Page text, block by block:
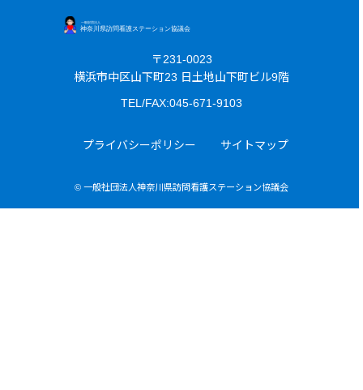
〒231-0023
横浜市中区山下町23 日土地山下町ビル9階
TEL/FAX:045-671-9103
プライバシーポリシー サイトマップ
© 一般社団法人神奈川県訪問看護ステーション協議会